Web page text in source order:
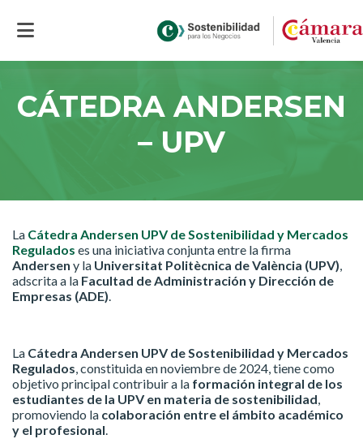
CÁTEDRA ANDERSEN
– UPV
La Cátedra Andersen UPV de Sostenibilidad y Mercados
Regulados es una iniciativa conjunta entre la firma
Andersen y la Universitat Politècnica de València (UPV),
adscrita a la Facultad de Administración y Dirección de
Empresas (ADE).
La Cátedra Andersen UPV de Sostenibilidad y Mercados
Regulados, constituida en noviembre de 2024, tiene como
objetivo principal contribuir a la formación integral de los
estudiantes de la UPV en materia de sostenibilidad,
promoviendo la colaboración entre el ámbito académico
y el profesional.